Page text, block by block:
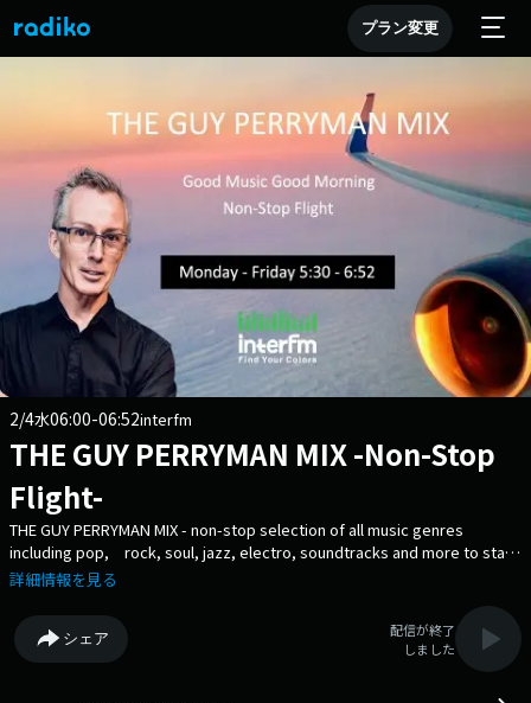
プラン変更
2/4水06:00-06:52interfm
THE GUY PERRYMAN MIX -Non-Stop
Flight-
THE GUY PERRYMAN MIX - non-stop selection of all music genres
including pop, rock, soul, jazz, electro, soundtracks and more to start
your day with a smooth sunrise flight. Guy has interviewed rock
William, was the world’s first person to DJ live on board airline flights
between Tokyo and London and in 2017 was appointed MBE by Queen
Elizabeth II. Welcome on board. Guy Perrymanがお届けするモーニ
詳細情報を見る
シェア
配信が終了
しました